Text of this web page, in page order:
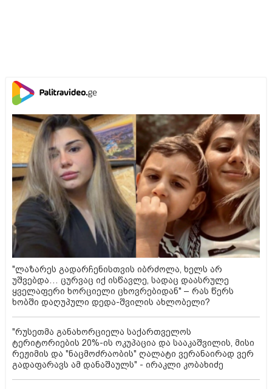
"ლაზარეს გადარჩენისთვის იბრძოლა, ხელს არ
უშვებდა… ცურვაც იქ ისწავლე, სადაც დაასრულე
ყველაფერი ხორციელი ცხოვრებიდან" – რას წერს
ხობში დაღუპული დედა-შვილის ახლობელი?
"რუსეთმა განახორციელა საქართველოს
ტერიტორიების 20%-ის ოკუპაცია და სააკაშვილის, მისი
რეჟიმის და "ნაცმოძრაობის" ღალატი ვერანაირად ვერ
გადაფარავს ამ დანაშაულს" - ირაკლი კობახიძე